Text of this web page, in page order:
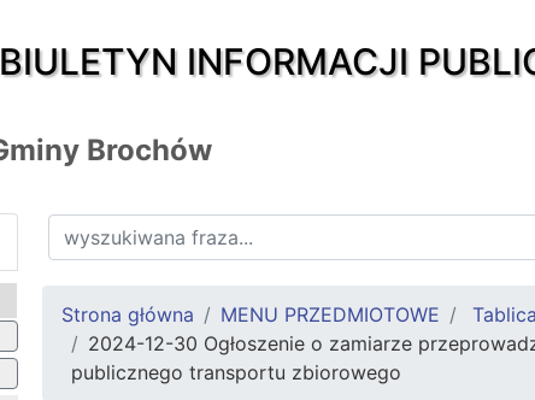
BIULETYN INFORMACJI
Brochów
Strona główna MENU PRZEDMIOTOWE
2024-12-30 Ogłoszenie o zamiarze
publicznego transportu zbiorowego